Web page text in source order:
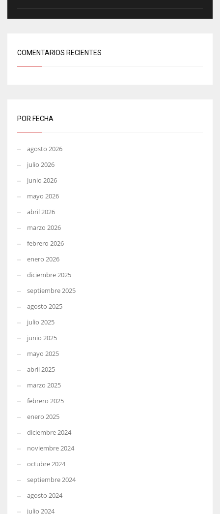
COMENTARIOS RECIENTES
POR FECHA
agosto 2026
julio 2026
junio 2026
mayo 2026
abril 2026
marzo 2026
febrero 2026
enero 2026
diciembre 2025
septiembre 2025
agosto 2025
julio 2025
junio 2025
mayo 2025
abril 2025
marzo 2025
febrero 2025
enero 2025
diciembre 2024
noviembre 2024
octubre 2024
septiembre 2024
agosto 2024
julio 2024